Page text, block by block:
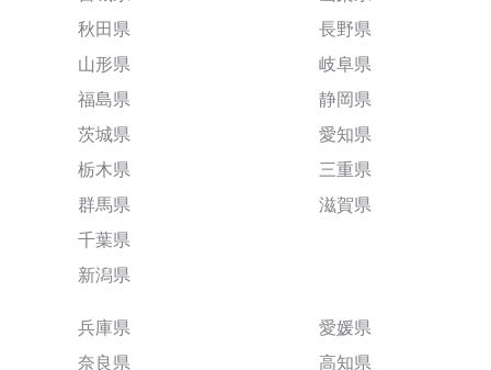
秋田県
山形県
福島県
茨城県
栃木県
群馬県
千葉県
新潟県
長野県
岐阜県
静岡県
愛知県
三重県
滋賀県
兵庫県
奈良県
愛媛県
高知県